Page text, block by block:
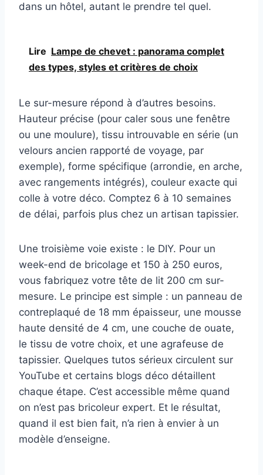
dans un hôtel, autant le prendre tel quel.
Lire Lampe de chevet : panorama complet
des types, styles et critères de choix
Le sur-mesure répond à d’autres besoins.
Hauteur précise (pour caler sous une fenêtre
ou une moulure), tissu introuvable en série (un
velours ancien rapporté de voyage, par
exemple), forme spécifique (arrondie, en arche,
avec rangements intégrés), couleur exacte qui
colle à votre déco. Comptez 6 à 10 semaines
de délai, parfois plus chez un artisan tapissier.
Une troisième voie existe : le DIY. Pour un
week-end de bricolage et 150 à 250 euros,
vous fabriquez votre tête de lit 200 cm sur-
mesure. Le principe est simple : un panneau de
contreplaqué de 18 mm épaisseur, une mousse
haute densité de 4 cm, une couche de ouate,
le tissu de votre choix, et une agrafeuse de
tapissier. Quelques tutos sérieux circulent sur
YouTube et certains blogs déco détaillent
chaque étape. C’est accessible même quand
on n’est pas bricoleur expert. Et le résultat,
quand il est bien fait, n’a rien à envier à un
modèle d’enseigne.